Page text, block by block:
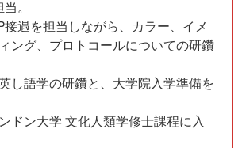
。
当しながら、カラー、イメ
ング、プロトコールについての研鑽
し語学の研鑽と、大学院入学準備を
ドン大学 文化人類学修士課程に入